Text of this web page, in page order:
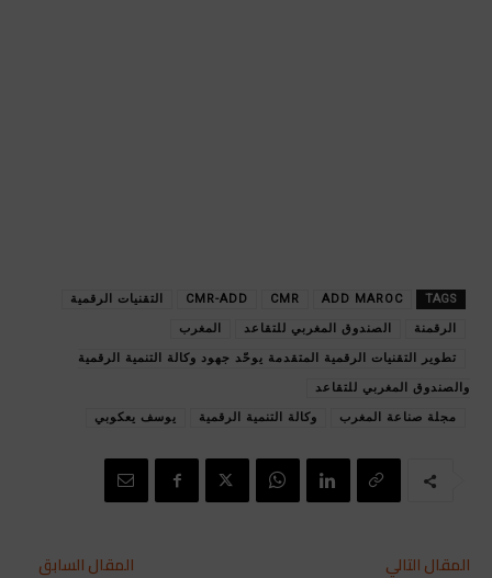
TAGS
ADD MAROC
CMR
CMR-ADD التقنيات الرقمية
الرقمنة الصندوق المغربي للتقاعد المغرب
تطوير التقنيات الرقمية المتقدمة يوحّد جهود وكالة التنمية الرقمية
والصندوق المغربي للتقاعد
مجلة صناعة المغرب وكالة التنمية الرقمية يوسف يعكوبي
المقال السابق المقال التالي